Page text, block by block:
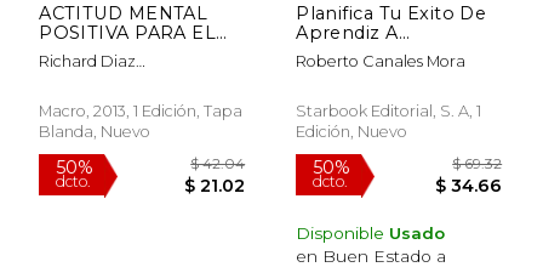
ACTITUD MENTAL
POSITIVA PARA EL
DESARROLLO
EMPRESARIAL
Richard Diaz
Macro, 2013, 1 Edición, Tapa
Blanda, Nuevo
Planifica Tu Exito De
Aprendiz A
Empresario
Roberto Canales Mora
Starbook Editorial, S. A, 1
Edición, Nuevo
Disponible Usado
en Buen Estado a